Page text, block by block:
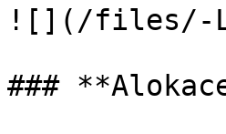
![](/files/-
###